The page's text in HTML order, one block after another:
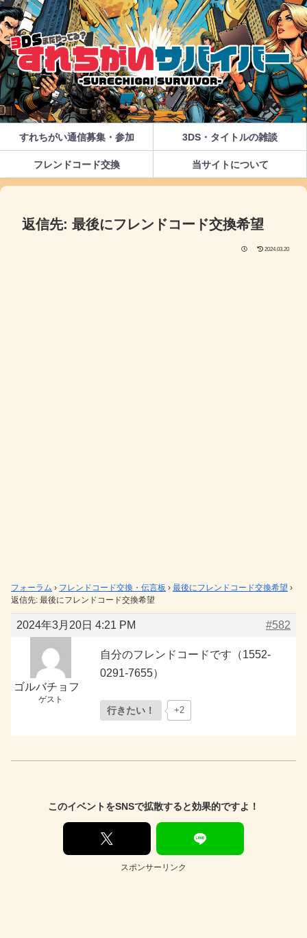
すれちがい通信募集・参加 3DS・タイトルの雑談
フレンドコード交換 当サイトについて
返信先: 最後にフレンドコード交換希望
2024.03.20
フォーラム › フレンドコード交換・伝言板 › 最後にフレンドコード交換希望 ›
返信先: 最後にフレンドコード交換希望
2024年3月20日 4:21 PM #582
ゴルバチョフ
ゲスト
自分のフレンドコードです（1552-
0291-7655）
行きたい！ +2
このイベントをSNSで拡散すると効果的ですよ！
スポンサーリンク